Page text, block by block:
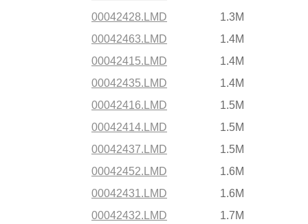
00042428.LMD
1.3M
00042463.LMD
1.4M
00042415.LMD
1.4M
00042435.LMD
1.4M
00042416.LMD
1.5M
00042414.LMD
1.5M
00042437.LMD
1.5M
00042452.LMD
1.6M
00042431.LMD
1.6M
00042432.LMD
1.7M